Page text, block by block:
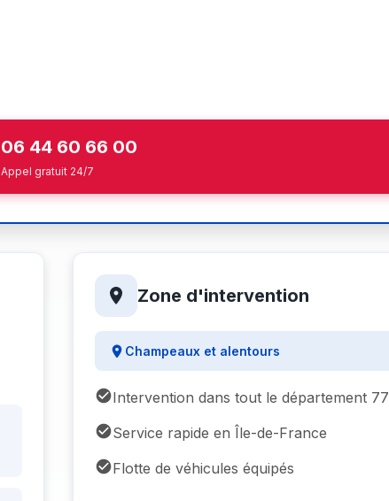
06 44 60 66 00
Appel gratuit 24/7
Zone d'intervention
Champeaux et alentours
Intervention dans tout le département 77
Service rapide en Île-de-France
Flotte de véhicules équipés